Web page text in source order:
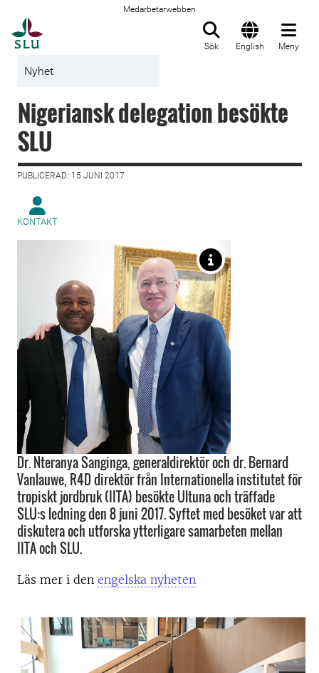
Medarbetarwebben
Sök English Meny
Nyhet
Nigeriansk delegation besökte
SLU
PUBLICERAD: 15 JUNI 2017
KONTAKT
Dr. Nteranya Sanginga, generaldirektör och dr. Bernard
Vanlauwe, R4D direktör från Internationella institutet för
tropiskt jordbruk (IITA) besökte Ultuna och träffade
SLU:s ledning den 8 juni 2017. Syftet med besöket var att
diskutera och utforska ytterligare samarbeten mellan
IITA och SLU.
Läs mer i den engelska nyheten